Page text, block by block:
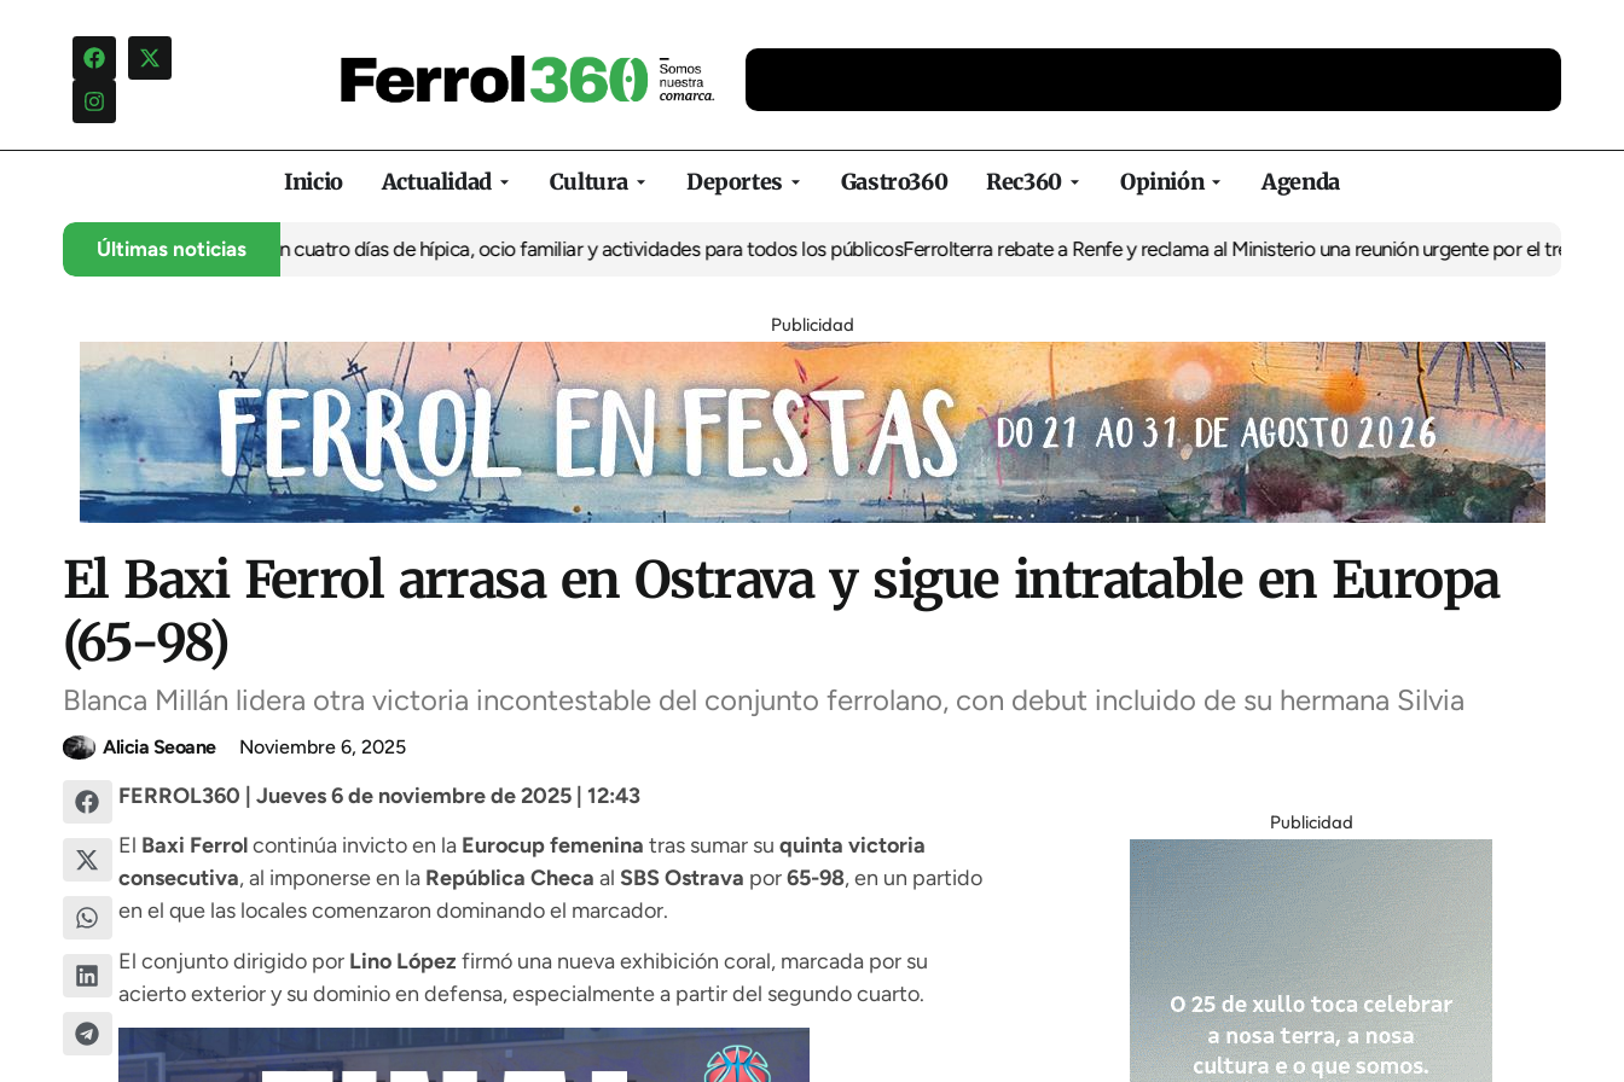
Inicio Actualidad Cultura Deportes Gastro360 Rec360 Opinión Agenda
Últimas noticias
su 35º aniversario con cuatro días de hípica, ocio familiar y actividades para todos los públicosFerrolterra rebate a Renfe y reclama al Ministerio una reunión urgente por el trenEl BNG
Publicidad
El Baxi Ferrol arrasa en Ostrava y sigue intratable en Europa
(65-98)
Blanca Millán lidera otra victoria incontestable del conjunto ferrolano, con debut incluido de su hermana Silvia
Alicia Seoane Noviembre 6, 2025
FERROL360 | Jueves 6 de noviembre de 2025 | 12:43
El Baxi Ferrolcontinúa invicto en la Eurocup femenina tras sumar su quinta victoria
consecutiva, al imponerse en la República Checa al SBS Ostrava por65-98, en un partido
en el que las locales comenzaron dominando el marcador.
El conjunto dirigido por Lino López firmó una nueva exhibición coral, marcada por su
acierto exterior y su dominio en defensa, especialmente a partir del segundo cuarto.
Publicidad